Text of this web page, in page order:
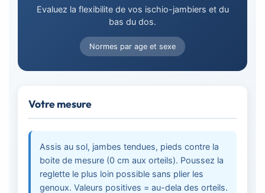
Evaluez la flexibilite de vos ischio-jambiers et du
bas du dos.
Normes par age et sexe
Votre mesure
Assis au sol, jambes tendues, pieds contre la
boite de mesure (0 cm aux orteils). Poussez la
reglette le plus loin possible sans plier les
genoux. Valeurs positives = au-dela des orteils.